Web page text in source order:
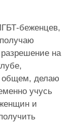
беженцев,
на
общем, делаю
учусь
и